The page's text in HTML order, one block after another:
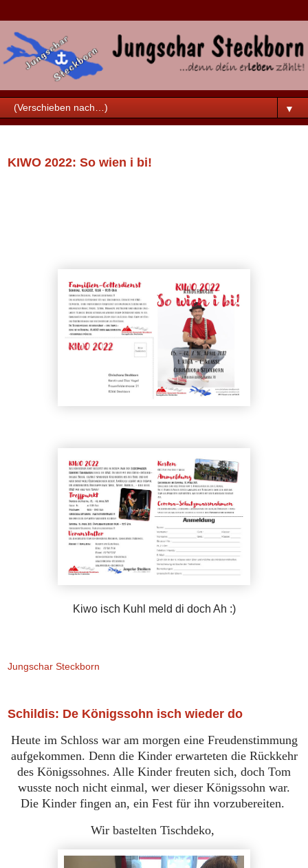
▼
KIWO 2022: So wien i bi!
Kiwo isch Kuhl meld di doch Ah :)
Jungschar Steckborn
Schildis: De Königssohn isch wieder do
Heute im Schloss war am morgen eine Freudenstimmung
aufgekommen. Denn die Kinder erwarteten die Rückkehr
des Königssohnes. Alle Kinder freuten sich, doch Tom
wusste noch nicht einmal, wer dieser Königssohn war.
Die Kinder fingen an, ein Fest für ihn vorzubereiten.
Wir bastelten Tischdeko,